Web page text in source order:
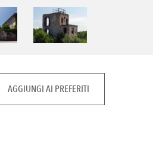
AGGIUNGI AI PREFERITI